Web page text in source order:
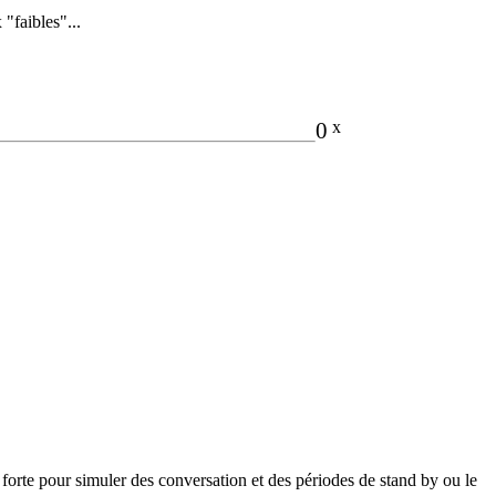
"faibles"...
0 x
pour simuler des conversation et des périodes de stand by ou le